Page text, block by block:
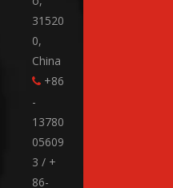
31520
0,
China
 +86
-
13780
05609
3 / +
86-